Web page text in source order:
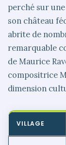
perché sur
son château
abrite de
remarquable
de Maurice
compositrice
dimension
VILLAGE